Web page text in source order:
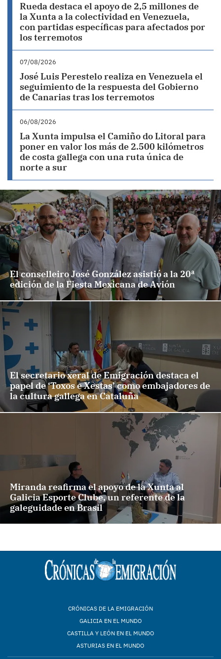
Rueda destaca el apoyo de 2,5 millones de
la Xunta a la colectividad en Venezuela,
con partidas específicas para afectados por
los terremotos
07/08/2026
José Luis Perestelo realiza en Venezuela el
seguimiento de la respuesta del Gobierno
de Canarias tras los terremotos
06/08/2026
La Xunta impulsa el Camiño do Litoral para
poner en valor los más de 2.500 kilómetros
de costa gallega con una ruta única de
norte a sur
El conselleiro José González asistió a la 20ª
edición de la Fiesta Mexicana de Avión
El secretario xeral de Emigración destaca el
papel de ‘Toxos e Xestas’ como embajadores de
la cultura gallega en Cataluña
Miranda reafirma el apoyo de la Xunta al
Galicia Esporte Clube, un referente de la
galeguidade en Brasil
CRÓNICAS DE LA EMIGRACIÓN
GALICIA EN EL MUNDO
CASTILLA Y LEÓN EN EL MUNDO
ASTURIAS EN EL MUNDO